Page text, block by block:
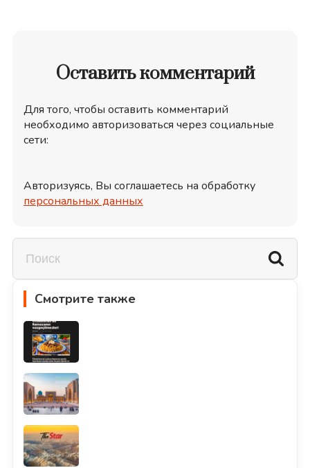
Оставить комментарий
Для того, чтобы оставить комментарий
необходимо авторизоваться через социальные
сети:
Авторизуясь, Вы соглашаетесь на обработку
персональных данных
Смотрите также